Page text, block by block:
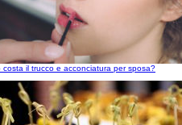
costa il trucco e acconciatura per sposa?